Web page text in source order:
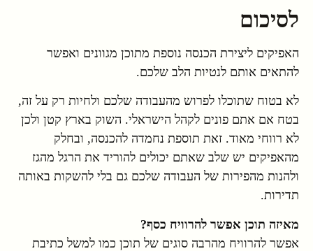
לסיכום
האפיקים ליצירת הכנסה נוספת מתוכן מגוונים ואפשר
להתאים אותם לנטיות הלב שלכם.
לא בטוח שתוכלו לפרוש מהעבודה שלכם ולחיות רק על זה,
בטח אם אתם פונים לקהל הישראלי. השוק בארץ קטן ולכן
לא רווחי מאוד. זאת תוספת נחמדה להכנסה, ובחלק
מהאפיקים יש שלב שאתם יכולים להוריד את הרגל מהגז
ולהנות מהפירות של העבודה שלכם גם בלי להשקות באותה
תדירות.
מאיזה תוכן אפשר להרוויח כסף?
אפשר להרוויח מהרבה סוגים של תוכן כמו למשל כתיבת